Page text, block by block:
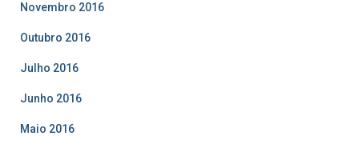
Novembro 2016
Outubro 2016
Julho 2016
Junho 2016
Maio 2016